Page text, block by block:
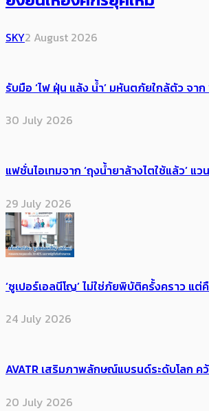
SKY2 August 2026
รับมือ ‘ไฟ ฝุ่น แล้ง น้ำ’ มหันตภัยใกล้ตัว จา
30 July 2026
แฟชั่นไอเทมจาก ‘ถุงน้ำยาล้างไตใช้แล้ว’
29 July 2026
‘ซูเปอร์เอลนีโญ’ ไม่ใช่ภัยพิบัติครั้งคราว แ
24 July 2026
AVATR เสริมภาพลักษณ์แบรนด์ระดับโลก ค
20 July 2026